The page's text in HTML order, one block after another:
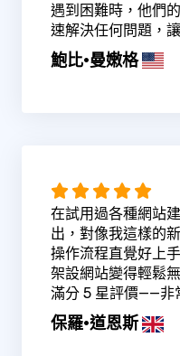
遇到困難時，他們
速解決任何問題，
鮑比·曼嫩格
在試用過各種網站
出，對像我這樣的
操作流程直覺好上
架設網站變得輕鬆
滿分 5 星評價——非
保羅·道恩斯